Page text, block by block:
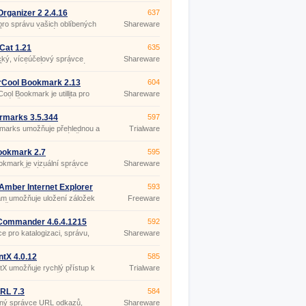
účely)
2 2.4.16
správu vašich oblíbených
na webové stránky.
637
Shareware
1.21
víceúčelový správce
na oblíbené webové stránky
635
Shareware
Bookmark 2.13
Bookmark je utillita pro
záložek (bookmarků) na
webových formulářů.
604
Shareware
3.5.344
umožňuje přehlednou a
organizaci URL záložek.
597
Trialware
2.7
je vizuální správce
umožňující ke každé
stránky.
595
Shareware
Internet Explorer
1.03
umožňuje uložení záložek
Internet Explorer do
593
Freeware
4.6.4.1215
pro katalogizaci, správu,
synchronizaci a verifikaci
webové stránky.
592
Shareware
4.0.12
umožňuje rychlý přístup k
dokumentům, složkám,
stránek, oblíbeným
stránkám, apod.
585
Trialware
7.3
správce URL odkazů,
584
Shareware